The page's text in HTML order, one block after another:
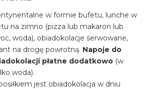
w formie bufetu, lunche w
na zimno (pizza lub makaron lub
woda), obiadokolacje serwowane,
na drogę powrotną. Napoje do
płatne dodatkowo (w
woda).
jest obiadokolacja w dniu